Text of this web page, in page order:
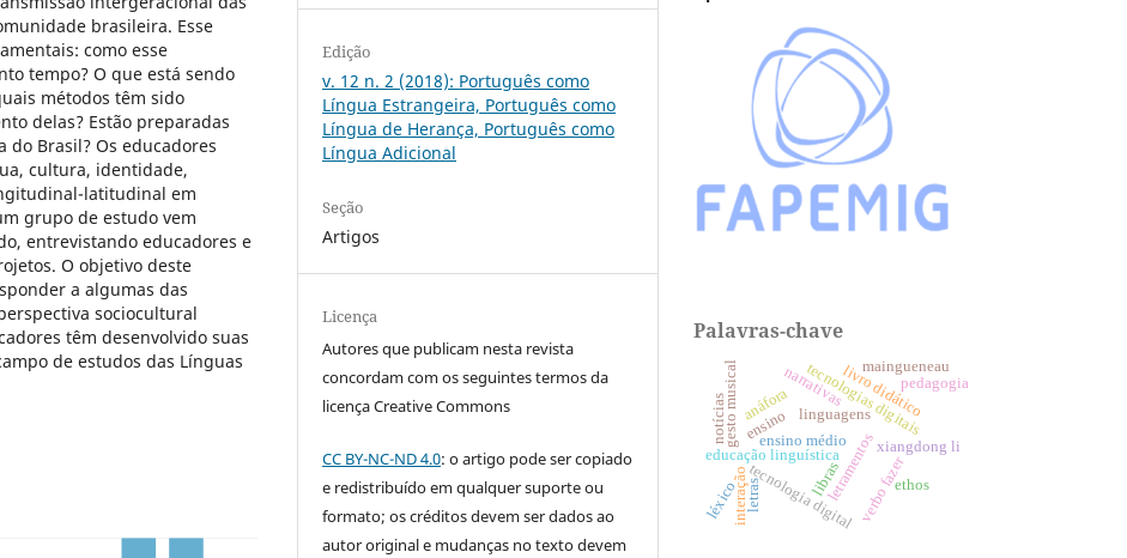
brasileira. Esse
como esse
tempo? O que está sendo
métodos têm sido
delas? Estão preparadas
Brasil? Os educadores
cultura, identidade,
latitudinal em
grupo de estudo vem
entrevistando educadores e
O objetivo deste
a algumas das
sociocultural
têm desenvolvido suas
de estudos das Línguas
Edição
v. 12 n. 2 (2018): Português como
Língua Estrangeira, Português como
Língua de Herança, Português como
Língua Adicional
Seção
Artigos
Licença
Autores que publicam nesta revista
concordam com os seguintes termos da
licença Creative Commons
CC BY-NC-ND 4.0: o artigo pode ser copiado
e redistribuído em qualquer suporte ou
formato; os créditos devem ser dados ao
autor original e mudanças no texto devem
Palavras-chave
linguagens
letramentos
ensino
tecnologia digital
educação linguística
tecnologias digitais
xiangdong li
narrativas
interação verbo fazer
anáfora livro didático
ensino médio
gesto musical
ethos
maingueneau
léxico libras
notícias
letras
pedagogia